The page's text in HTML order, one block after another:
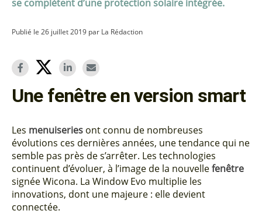
se complètent d’une protection solaire intégrée.
Publié le 26 juillet 2019 par La Rédaction
Une fenêtre en version smart
Les menuiseries ont connu de nombreuses
évolutions ces dernières années, une tendance qui ne
semble pas près de s’arrêter. Les technologies
continuent d’évoluer, à l’image de la nouvellefenêtre
signée Wicona. La Window Evo multiplie les
innovations, dont une majeure : elle devient
connectée.